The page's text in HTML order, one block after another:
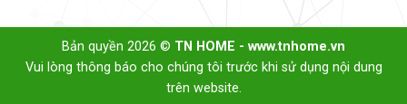
Bản quyền 2026 © TN HOME - www.tnhome.vn
Vui lòng thông báo cho chúng tôi trước khi sử dụng nội dung
trên website.